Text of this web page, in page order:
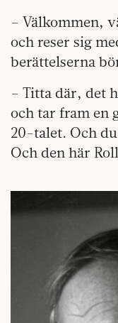
– Välkommen,
och reser sig
berättelserna
– Titta där, det
och tar fram en
20-talet. Och
Och den här